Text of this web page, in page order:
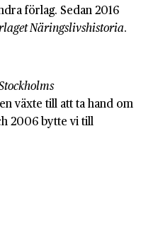
förlag. Sedan 2016
Näringslivshistoria.
växte till att ta hand om
2006 bytte vi till